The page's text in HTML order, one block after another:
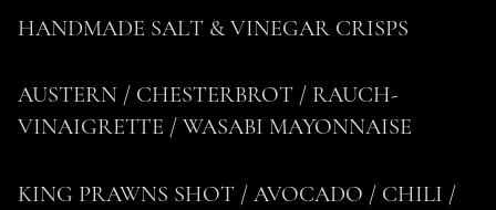
HANDMADE SALT & VINEGAR CRISPS
AUSTERN / CHESTERBROT / RAUCH-
VINAIGRETTE / WASABI MAYONNAISE
KING PRAWNS SHOT / AVOCADO / CHILI /